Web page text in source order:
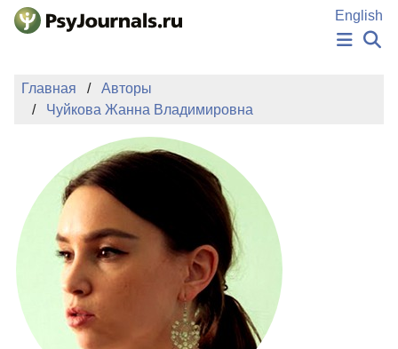
Перейти к основному содержанию
English
АВТОРЫ
ПОДАТЬ РУКОПИСЬ
БАЗА ЗНАНИЙ
КЛЮЧЕВЫЕ СЛОВА
Регистрация
Главная
Авторы
Чуйкова Жанна Владимировна